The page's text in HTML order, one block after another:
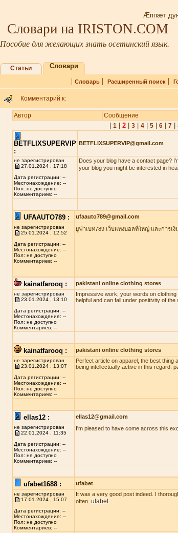
Æппæт
Словари на IRISTON.COM
Пособие для желающих знать осетинский язык.
Статьи Словари
| Словарь| Расширенный поиск|
Комментарий к:
Автор Сообщение
1| 2| 3| 4| 5| 6| 7|
BETFLIXSUPERVIP
:
BETFLIXSUPERVIP@gmail.com
не зарегистрирован
27.01.2024 , 17:18
Дата регистрации: --
Местонахождение: --
Пол: не доступно
Комментариев: --
Does your blog have a contact page?
your blog you might be interested in
UFAAUTO789 : ufaauto789@gmail.com
не зарегистрирован
25.01.2024 , 12:52
Дата регистрации: --
Местонахождение: --
Пол: не доступно
Комментариев: --
ยูฟ่าเบท789 เว็บแทงบอลที่ใหญ่ และการ
kainatfarooq : pakistani online clothing stores
не зарегистрирован
23.01.2024 , 13:10
Дата регистрации: --
Местонахождение: --
Пол: не доступно
Комментариев: --
Impressive work, your words on
helpful and can fall under positivity of
kainatfarooq : pakistani online clothing stores
не зарегистрирован
23.01.2024 , 13:07
Дата регистрации: --
Местонахождение: --
Пол: не доступно
Комментариев: --
Perfect article on apparel, the best thing
being intellectually active in this regard.
ellas12 : ellas12@gmail.com
не зарегистрирован
22.01.2024 , 11:35
Дата регистрации: --
Местонахождение: --
Пол: не доступно
Комментариев: --
I'm pleased to have come across this
ufabet1688 : ufabet
не зарегистрирован
17.01.2024 , 15:07
Дата регистрации: --
Местонахождение: --
Пол: не доступно
Комментариев: --
It was a very good post indeed. I
often. ufabet